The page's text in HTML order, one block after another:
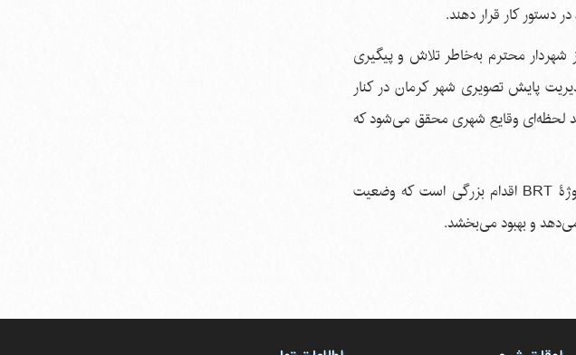
دستور کار قرار دهند.
شهردار محترم به‌خاطر تلاش و پیگیری
پایش تصویری شهر کرمان در کنار
لحظه‌ای وقایع شهری محقق می‌شود که
محمدرضا یحیی‌زاده، معاون حمل‌ونقل و امور زیربنایی شهردار کرمان، هم خاطرنشان کرد: اجرای پروژۀ BRT اقدام بزرگی است که وضعیت
و بهبود می‌بخشد.